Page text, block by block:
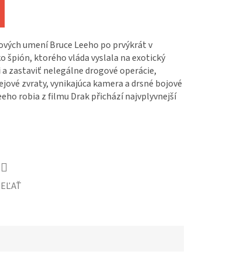
umení Bruce Leeho po prvýkrát v
špión, ktorého vláda vyslala na exotický
zastaviť nelegálne drogové operácie,
zvraty, vynikajúca kamera a drsné bojové
robia z filmu Drak přichází najvplyvnejší